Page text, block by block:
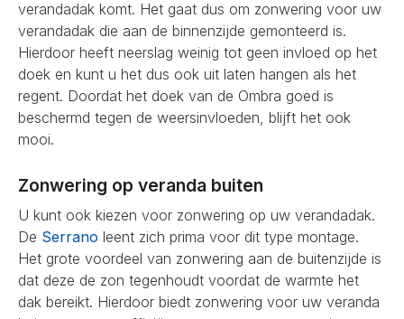
verandadak komt. Het gaat dus om zonwering voor uw
verandadak die aan de binnenzijde gemonteerd is.
Hierdoor heeft neerslag weinig tot geen invloed op het
doek en kunt u het dus ook uit laten hangen als het
regent. Doordat het doek van de Ombra goed is
beschermd tegen de weersinvloeden, blijft het ook
mooi.
Zonwering op veranda buiten
U kunt ook kiezen voor zonwering op uw verandadak.
De Serrano leent zich prima voor dit type montage.
Het grote voordeel van zonwering aan de buitenzijde is
dat deze de zon tegenhoudt voordat de warmte het
dak bereikt. Hierdoor biedt zonwering voor uw veranda